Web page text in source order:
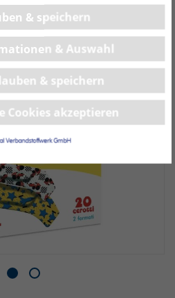
unsererDatenschutzerklärungund in
& speichern
& Auswahl
& speichern
Cookies akzeptieren
Verbandstoffwerk GmbH